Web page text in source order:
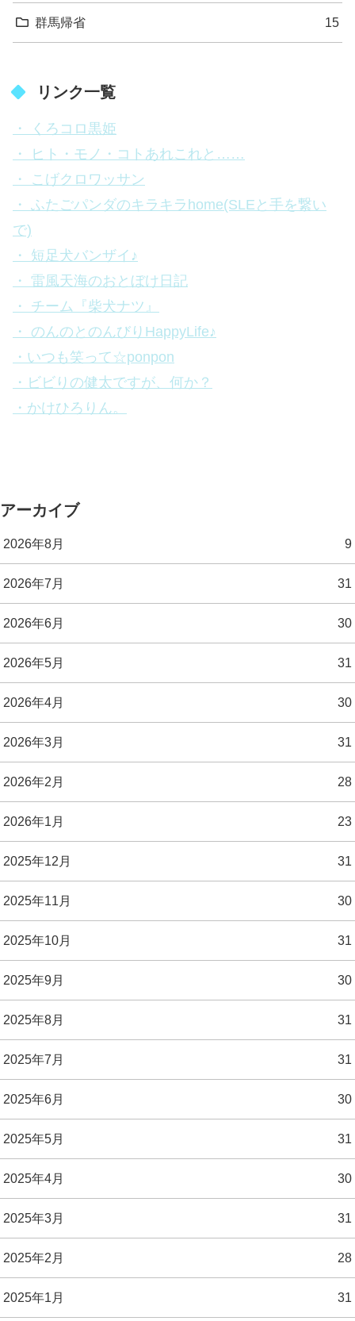
群馬帰省 15
リンク一覧
・ くろコロ黒姫
・ ヒト・モノ・コトあれこれと……
・ こげクロワッサン
・ ふたごパンダのキラキラhome(SLEと手を繋い
で)
・ 短足犬バンザイ♪
・ 雷風天海のおとぼけ日記
・ チーム『柴犬ナツ』
・ のんのとのんびりHappyLife♪
・いつも笑って☆ponpon
・ビビりの健太ですが、何か？
・かけひろりん。
アーカイブ
2026年8月 9
2026年7月 31
2026年6月 30
2026年5月 31
2026年4月 30
2026年3月 31
2026年2月 28
2026年1月 23
2025年12月 31
2025年11月 30
2025年10月 31
2025年9月 30
2025年8月 31
2025年7月 31
2025年6月 30
2025年5月 31
2025年4月 30
2025年3月 31
2025年2月 28
2025年1月 31